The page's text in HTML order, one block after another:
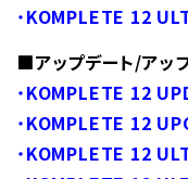
・KOMPLETE 12
■アップデート/アッ
・KOMPLETE 12
・KOMPLETE 12
・KOMPLETE 12